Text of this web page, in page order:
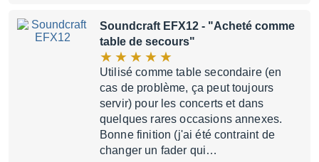
Soundcraft EFX12 - "Acheté comme
table de secours"
Utilisé comme table secondaire (en
cas de problème, ça peut toujours
servir) pour les concerts et dans
quelques rares occasions annexes.
Bonne finition (j'ai été contraint de
changer un fader qui…